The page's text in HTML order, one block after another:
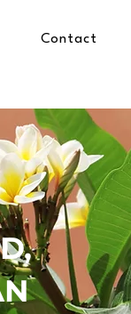
Contact